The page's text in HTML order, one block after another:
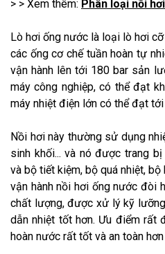
> > Xem thêm: Phân loại nồi
Lò hơi ống nước là loại lò hơi
các ống cơ chế tuần hoàn tự
vận hành lên tới 180 bar sản
máy công nghiệp, có thể đạt
máy nhiệt điện lớn có thể đạt
Nồi hơi này thường sử dụng
sinh khối... và nó được trang
và bộ tiết kiệm, bộ quá nhiệt,
vận hành nồi hơi ống nước đòi
chất lượng, được xử lý kỹ
dẫn nhiệt tốt hơn. Ưu điểm rất
hoàn nước rất tốt và an toàn